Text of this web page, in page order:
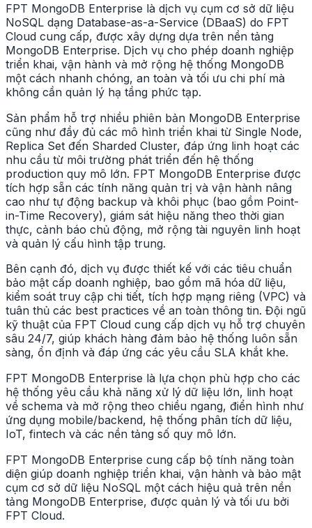
FPT MongoDB Enterprise là dịch vụ cụm cơ sở dữ liệu
NoSQL dạng Database-as-a-Service (DBaaS) do FPT
Cloud cung cấp, được xây dựng dựa trên nền tảng
MongoDB Enterprise. Dịch vụ cho phép doanh nghiệp
triển khai, vận hành và mở rộng hệ thống MongoDB
một cách nhanh chóng, an toàn và tối ưu chi phí mà
không cần quản lý hạ tầng phức tạp.
Sản phẩm hỗ trợ nhiều phiên bản MongoDB Enterprise
cũng như đầy đủ các mô hình triển khai từ Single Node,
Replica Set đến Sharded Cluster, đáp ứng linh hoạt các
nhu cầu từ môi trường phát triển đến hệ thống
production quy mô lớn. FPT MongoDB Enterprise được
tích hợp sẵn các tính năng quản trị và vận hành nâng
cao như tự động backup và khôi phục (bao gồm Point-
in-Time Recovery), giám sát hiệu năng theo thời gian
thực, cảnh báo chủ động, mở rộng tài nguyên linh hoạt
và quản lý cấu hình tập trung.
Bên cạnh đó, dịch vụ được thiết kế với các tiêu chuẩn
bảo mật cấp doanh nghiệp, bao gồm mã hóa dữ liệu,
kiểm soát truy cập chi tiết, tích hợp mạng riêng (VPC) và
tuân thủ các best practices về an toàn thông tin. Đội ngũ
kỹ thuật của FPT Cloud cung cấp dịch vụ hỗ trợ chuyên
sâu 24/7, giúp khách hàng đảm bảo hệ thống luôn sẵn
sàng, ổn định và đáp ứng các yêu cầu SLA khắt khe.
FPT MongoDB Enterprise là lựa chọn phù hợp cho các
hệ thống yêu cầu khả năng xử lý dữ liệu lớn, linh hoạt
về schema và mở rộng theo chiều ngang, điển hình như
ứng dụng mobile/backend, hệ thống phân tích dữ liệu,
IoT, fintech và các nền tảng số quy mô lớn.
FPT MongoDB Enterprise cung cấp bộ tính năng toàn
diện giúp doanh nghiệp triển khai, vận hành và bảo mật
cụm cơ sở dữ liệu NoSQL một cách hiệu quả trên nền
tảng MongoDB Enterprise, được quản lý và tối ưu bởi
FPT Cloud.